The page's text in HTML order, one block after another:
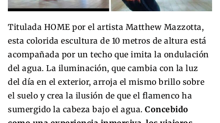
Titulada HOME por el artista Matthew Mazzotta,
esta colorida escultura de 10 metros de altura está
acompañada por un techo que imita la ondulación
del agua. La iluminación, que cambia con la luz
del día en el exterior, arroja el mismo brillo sobre
el suelo y crea la ilusión de que el flamenco ha
sumergido la cabeza bajo el agua. Concebido